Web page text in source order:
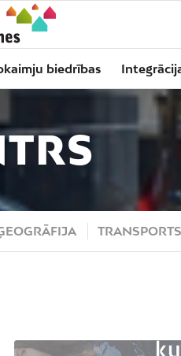
biedrības
TRANSPORTS